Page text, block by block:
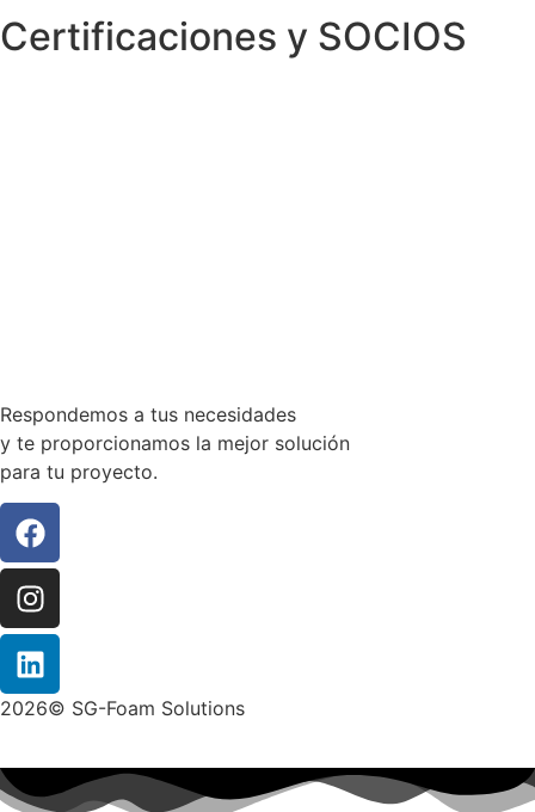
Certificaciones y SOCIOS
Respondemos a tus necesidades
y te proporcionamos la mejor solución
para tu proyecto.
2026© SG-Foam Solutions